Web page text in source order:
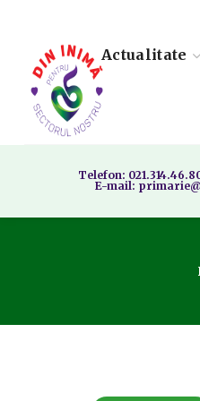
Actualitate
Telefon:
E-mail: